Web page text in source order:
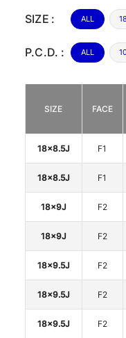
SIZE : ALL
P.C.D. : ALL
SIZE FACE
18x8.5J F1
18x8.5J F1
18x9J F2
18x9J F2
18x9.5J F2
18x9.5J F2
18x9.5J F2